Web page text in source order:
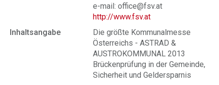
e-mail: office@fsv.at
http://www.fsv.at
Inhaltsangabe
Die größte Kommunalmesse
Österreichs - ASTRAD &
AUSTROKOMMUNAL 2013
Brückenprüfung in der Gemeinde,
Sicherheit und Geldersparnis